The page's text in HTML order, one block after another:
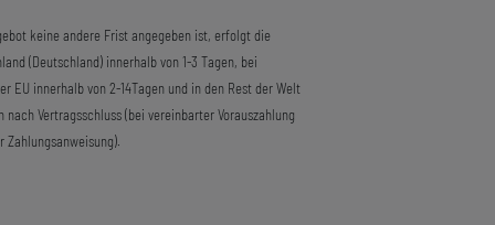
keine andere Frist angegeben ist, erfolgt die
(Deutschland) innerhalb von 1-3 Tagen, bei
EU innerhalb von 2-14Tagen und in den Rest der Welt
nach Vertragsschluss (bei vereinbarter Vorauszahlung